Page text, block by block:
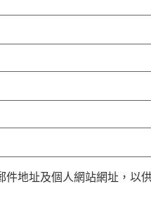
件地址及個人網站網址，以